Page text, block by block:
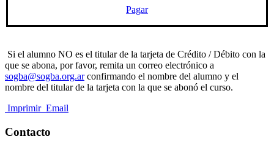
Pagar
Si el alumno NO es el titular de la tarjeta de Crédito / Débito con la
que se abona, por favor, remita un correo electrónico a
sogba@sogba.org.arconfirmando el nombre del alumno y el
nombre del titular de la tarjeta con la que se abonó el curso.
Imprimir Email
Contacto